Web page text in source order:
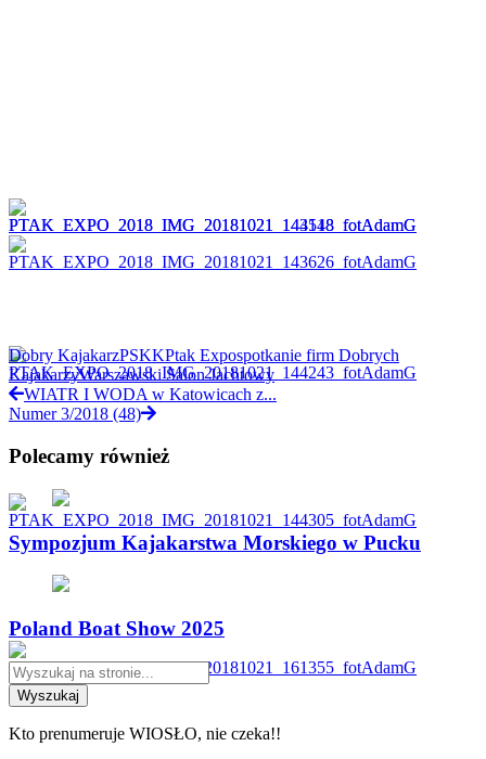
Dobry KajakarzPSKKPtak Expospotkanie firm Dobrych
KajakarzyWarszawski Salon Jachtowy
WIATR I WODA w Katowicach z...
Numer 3/2018 (48)
Polecamy również
Sympozjum Kajakarstwa Morskiego w Pucku
Poland Boat Show 2025
Wyszukaj
Kto prenumeruje WIOSŁO, nie czeka!!